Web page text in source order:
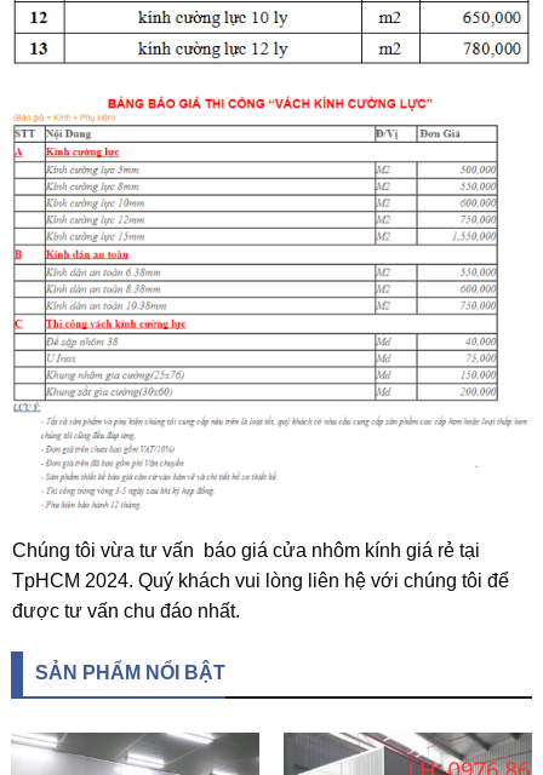
Chúng tôi vừa tư vấn báo giá cửa nhôm kính giá rẻ tại
TpHCM 2024. Quý khách vui lòng liên hệ với chúng tôi để
được tư vấn chu đáo nhất.
SẢN PHẨM NỔI BẬT